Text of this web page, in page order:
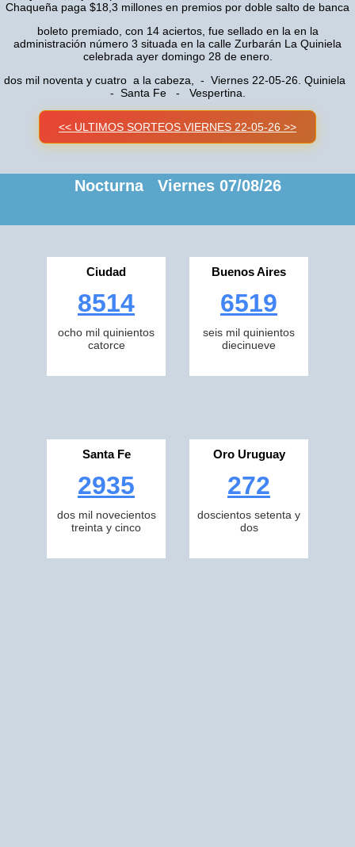
Chaqueña paga $18,3 millones en premios por doble salto de banca
boleto premiado, con 14 aciertos, fue sellado en la en la
administración número 3 situada en la calle Zurbarán La Quiniela
celebrada ayer domingo 28 de enero.
dos mil noventa y cuatro a la cabeza, - Viernes 22-05-26. Quiniela
- Santa Fe - Vespertina.
<< ULTIMOS SORTEOS VIERNES 22-05-26 >>
Nocturna Viernes 07/08/26
Ciudad
8514
ocho mil quinientos
catorce
Buenos Aires
6519
seis mil quinientos
diecinueve
Santa Fe
2935
dos mil novecientos
treinta y cinco
Oro Uruguay
272
doscientos setenta y
dos